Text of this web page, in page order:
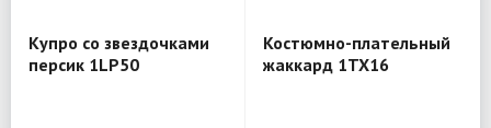
Купро со звездочками
персик 1LP50
Костюмно-плательный
жаккард 1TX16